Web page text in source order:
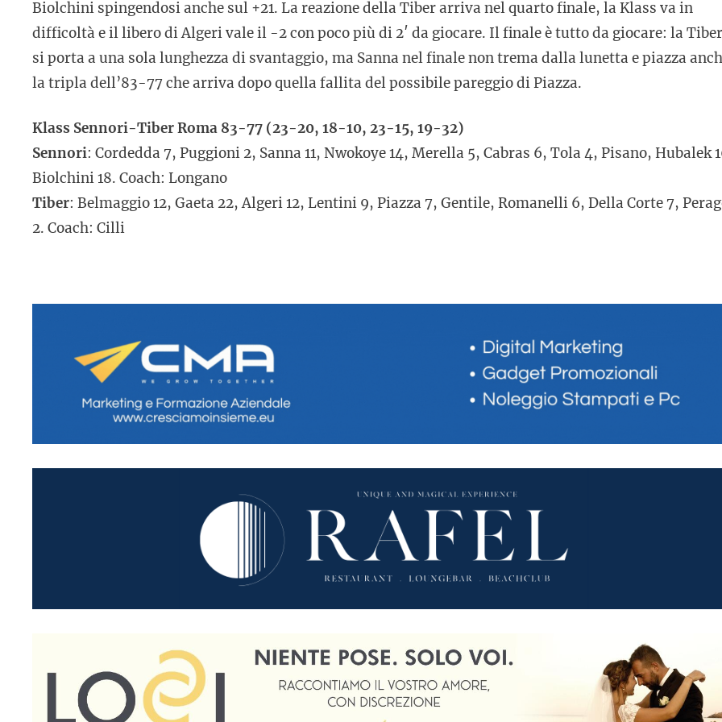
Biolchini spingendosi anche sul +21. La reazione della Tiber arriva nel quarto finale, la Klass va in
difficoltà e il libero di Algeri vale il -2 con poco più di 2′ da giocare. Il finale è tutto da giocare: la Tiber
si porta a una sola lunghezza di svantaggio, ma Sanna nel finale non trema dalla lunetta e piazza
la tripla dell’83-77 che arriva dopo quella fallita del possibile pareggio di Piazza.
Klass Sennori-Tiber Roma 83-77 (23-20, 18-10, 23-15, 19-32)
Sennori: Cordedda 7, Puggioni 2, Sanna 11, Nwokoye 14, Merella 5, Cabras 6, Tola 4, Pisano, Hubalek
Biolchini 18. Coach: Longano
Tiber: Belmaggio 12, Gaeta 22, Algeri 12, Lentini 9, Piazza 7, Gentile, Romanelli 6, Della Corte 7,
2. Coach: Cilli